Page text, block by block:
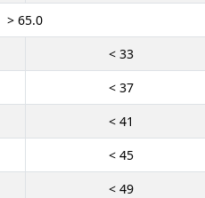
> 65.0
< 33
< 37
< 41
< 45
< 49